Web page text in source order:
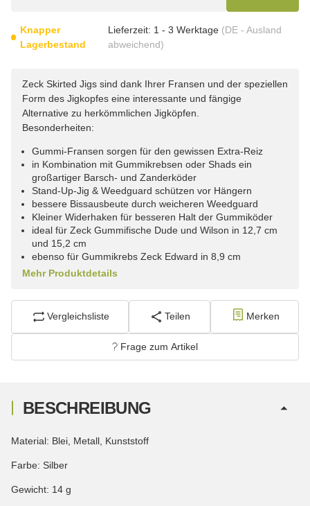
Knapper
Lagerbestand
Lieferzeit: 1 - 3 Werktage (DE - Ausland
abweichend)
Zeck Skirted Jigs sind dank Ihrer Fransen und der speziellen
Form des Jigkopfes eine interessante und fängige
Alternative zu herkömmlichen Jigköpfen.
Besonderheiten:
Gummi-Fransen sorgen für den gewissen Extra-Reiz
in Kombination mit Gummikrebsen oder Shads ein
großartiger Barsch- und Zanderköder
Stand-Up-Jig & Weedguard schützen vor Hängern
bessere Bissausbeute durch weicheren Weedguard
Kleiner Widerhaken für besseren Halt der Gummiköder
ideal für Zeck Gummifische Dude und Wilson in 12,7 cm
und 15,2 cm
ebenso für Gummikrebs Zeck Edward in 8,9 cm
Mehr Produktdetails
Vergleichsliste Teilen Merken
Frage zum Artikel
BESCHREIBUNG
Material: Blei, Metall, Kunststoff
Farbe: Silber
Gewicht: 14 g